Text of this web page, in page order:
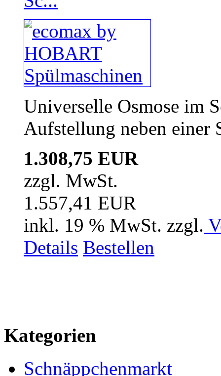
Universelle Osmose im
Aufstellung neben einer
1.308,75 EUR
zzgl. MwSt.
1.557,41 EUR
inkl. 19 % MwSt. zzgl.
Details Bestellen
Kategorien
Schnäppchenmarkt